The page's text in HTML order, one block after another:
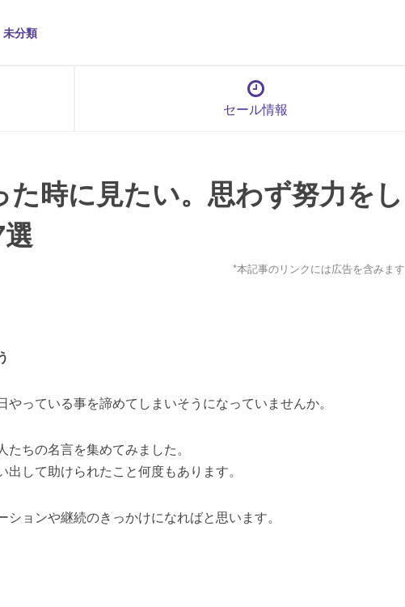
未分類
セール情報
時に見たい。思わず努力をし
*本記事のリンクには広告を含みます
っている事を諦めてしまいそうになっていませんか。
ちの名言を集めてみました。
して助けられたこと何度もあります。
ョンや継続のきっかけになればと思います。